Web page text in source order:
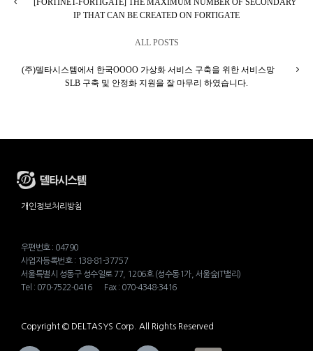
[FORTINET-FORTIGATE] THE MAXIMUM NUMBER OF SECONDARY
IP THAT CAN BE CREATED ON FORTIGATE
ALL POSTS
(주)델타시스템에서 한국OOOO 가상화 서비스 구축을 위한 서비스망
SLB 구축 및 안정화 지원을 잘 마무리 하였습니다.
개인정보처리방침
우편번호 : 04790
사업자등록번호 : 138-81-37757
서울특별시 성동구 성수일로 77, 1206호 (성수동1가, 서울숲IT밸리)
Tel : 070-7522-0416 Fax : 070-4348-3416
Copyright © DELTASYS Corp. All Rights Reserved